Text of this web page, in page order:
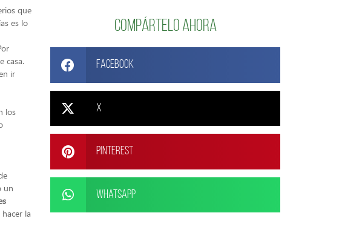
que
es lo
casa.
ir
los
un
la
Compártelo ahora
Facebook
X
Pinterest
WhatsApp